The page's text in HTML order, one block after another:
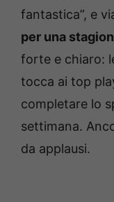
fantastica”, e
per una
forte e chiaro:
tocca ai top
completare lo
settimana.
da applausi.